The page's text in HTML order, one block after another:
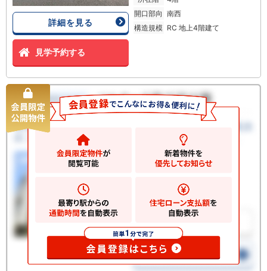
詳細を見る
見学予約する
開口部向 南西
構造規模 RC 地上4階建て